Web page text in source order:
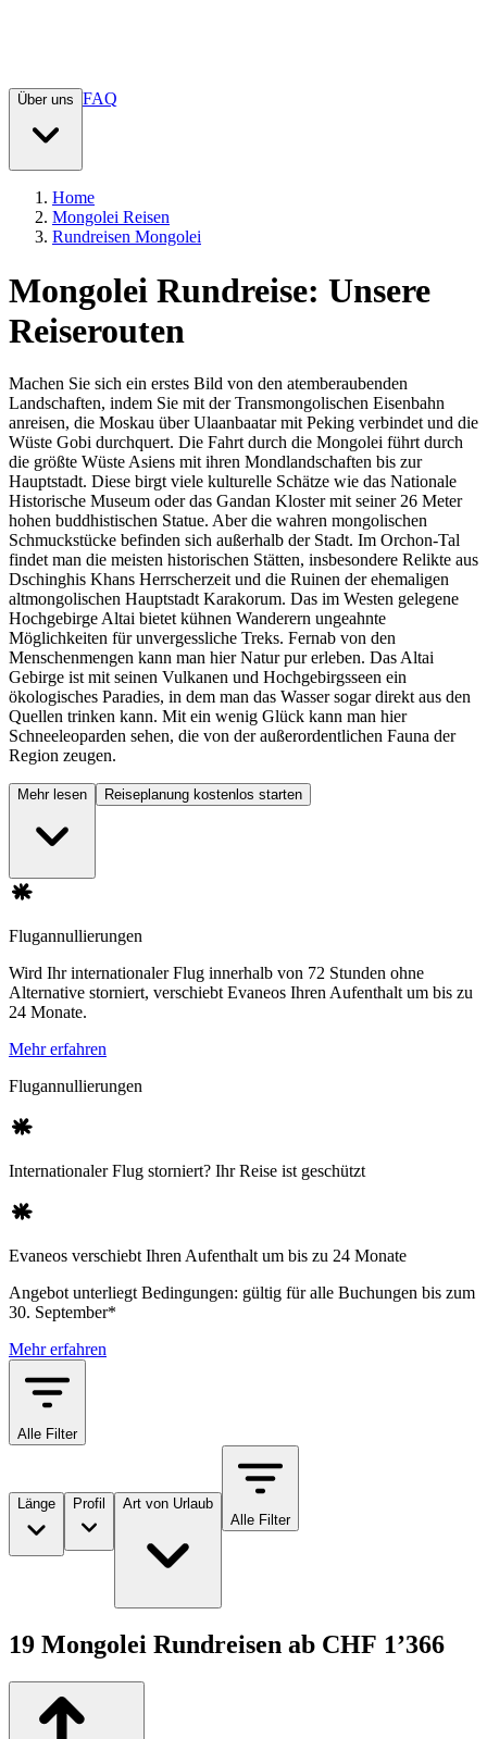
Über uns FAQ
Home
Mongolei Reisen
Rundreisen Mongolei
Mongolei Rundreise: Unsere
Reiserouten
Machen Sie sich ein erstes Bild von den atemberaubenden
Landschaften, indem Sie mit der Transmongolischen Eisenbahn
anreisen, die Moskau über Ulaanbaatar mit Peking verbindet und die
Wüste Gobi durchquert. Die Fahrt durch die Mongolei führt durch
die größte Wüste Asiens mit ihren Mondlandschaften bis zur
Hauptstadt. Diese birgt viele kulturelle Schätze wie das Nationale
Historische Museum oder das Gandan Kloster mit seiner 26 Meter
hohen buddhistischen Statue. Aber die wahren mongolischen
Schmuckstücke befinden sich außerhalb der Stadt. Im Orchon-Tal
findet man die meisten historischen Stätten, insbesondere Relikte aus
Dschinghis Khans Herrscherzeit und die Ruinen der ehemaligen
altmongolischen Hauptstadt Karakorum. Das im Westen gelegene
Hochgebirge Altai bietet kühnen Wanderern ungeahnte
Möglichkeiten für unvergessliche Treks. Fernab von den
Menschenmengen kann man hier Natur pur erleben. Das Altai
Gebirge ist mit seinen Vulkanen und Hochgebirgsseen ein
ökologisches Paradies, in dem man das Wasser sogar direkt aus den
Quellen trinken kann. Mit ein wenig Glück kann man hier
Schneeleoparden sehen, die von der außerordentlichen Fauna der
Region zeugen.
Mehr lesen Reiseplanung kostenlos starten
Flugannullierungen
Wird Ihr internationaler Flug innerhalb von 72 Stunden ohne
Alternative storniert, verschiebt Evaneos Ihren Aufenthalt um bis zu
24 Monate.
Mehr erfahren
Flugannullierungen
Internationaler Flug storniert? Ihr Reise ist geschützt
Evaneos verschiebt Ihren Aufenthalt um bis zu 24 Monate
Angebot unterliegt Bedingungen: gültig für alle Buchungen bis zum
30. September*
Mehr erfahren
Alle Filter
Länge Profil
Art von Urlaub
Alle Filter
19 Mongolei Rundreisen ab CHF 1’366